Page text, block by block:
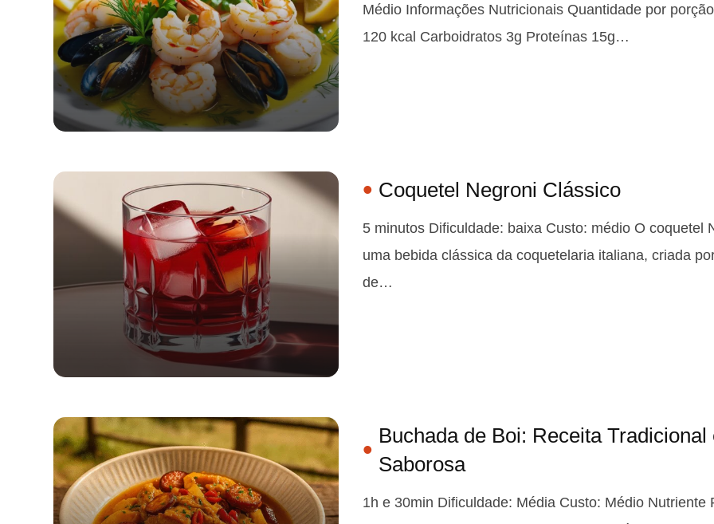
Médio Informações Nutricionais Quantidade por
120 kcal Carboidratos 3g Proteínas 15g…
Coquetel Negroni Clássico
5 minutos Dificuldade: baixa Custo: médio O coquetel
uma bebida clássica da coquetelaria italiana, criada
de…
Buchada de Boi: Receita Tradicional
Saborosa
1h e 30min Dificuldade: Média Custo: Médio Nutriente